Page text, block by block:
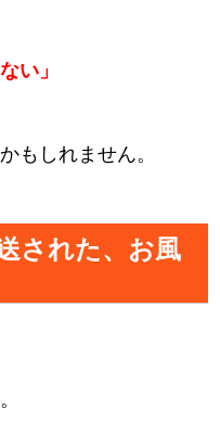
い」
かもしれません。
された、お風